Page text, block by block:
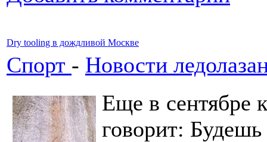
Dry tooling в дождливой Москве
Спорт - Новости
Еще в сентябре
говорит: